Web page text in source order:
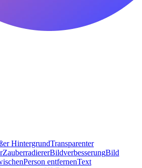
HintergrundTransparenter
ZauberradiererBildverbesserungBild
Person entfernenText